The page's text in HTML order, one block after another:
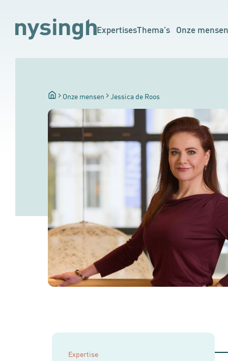
ExpertisesThema’s Onze mensen
Onze mensen Jessica de Roos
Expertise